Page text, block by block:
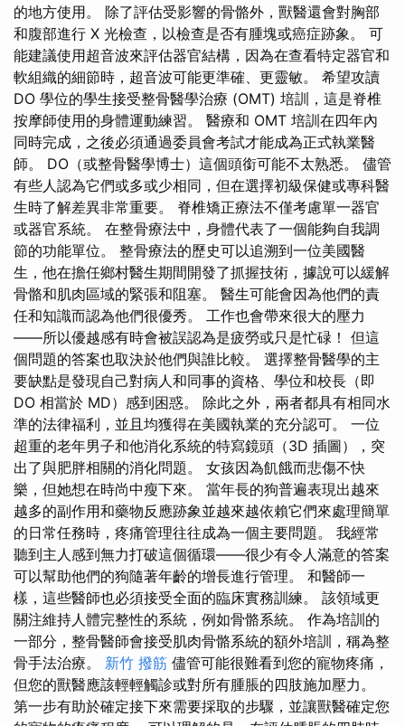
的地方使用。 除了評估受影響的骨骼外，獸醫還會對胸部
和腹部進行 X 光檢查，以檢查是否有腫塊或癌症跡象。 可
能建議使用超音波來評估器官結構，因為在查看特定器官和
軟組織的細節時，超音波可能更準確、更靈敏。 希望攻讀
DO 學位的學生接受整骨醫學治療 (OMT) 培訓，這是脊椎
按摩師使用的身體運動練習。 醫療和 OMT 培訓在四年內
同時完成，之後必須通過委員會考試才能成為正式執業醫
師。 DO（或整骨醫學博士）這個頭銜可能不太熟悉。 儘管
有些人認為它們或多或少相同，但在選擇初級保健或專科醫
生時了解差異非常重要。 脊椎矯正療法不僅考慮單一器官
或器官系統。 在整骨療法中，身體代表了一個能夠自我調
節的功能單位。 整骨療法的歷史可以追溯到一位美國醫
生，他在擔任鄉村醫生期間開發了抓握技術，據說可以緩解
骨骼和肌肉區域的緊張和阻塞。 醫生可能會因為他們的責
任和知識而認為他們很優秀。 工作也會帶來很大的壓力
——所以優越感有時會被誤認為是疲勞或只是忙碌！ 但這
個問題的答案也取決於他們與誰比較。 選擇整骨醫學的主
要缺點是發現自己對病人和同事的資格、學位和校長（即
DO 相當於 MD）感到困惑。 除此之外，兩者都具有相同水
準的法律福利，並且均獲得在美國執業的充分認可。 一位
超重的老年男子和他消化系統的特寫鏡頭（3D 插圖），突
出了與肥胖相關的消化問題。 女孩因為飢餓而悲傷不快
樂，但她想在時尚中瘦下來。 當年長的狗普遍表現出越來
越多的副作用和藥物反應跡象並越來越依賴它們來處理簡單
的日常任務時，疼痛管理往往成為一個主要問題。 我經常
聽到主人感到無力打破這個循環——很少有令人滿意的答案
可以幫助他們的狗隨著年齡的增長進行管理。 和醫師一
樣，這些醫師也必須接受全面的臨床實務訓練。 該領域更
關注維持人體完整性的系統，例如骨骼系統。 作為培訓的
一部分，整骨醫師會接受肌肉骨骼系統的額外培訓，稱為整
骨手法治療。 新竹 撥筋 儘管可能很難看到您的寵物疼痛，
但您的獸醫應該輕輕觸診或對所有腫脹的四肢施加壓力。
第一步有助於確定接下來需要採取的步驟，並讓獸醫確定您